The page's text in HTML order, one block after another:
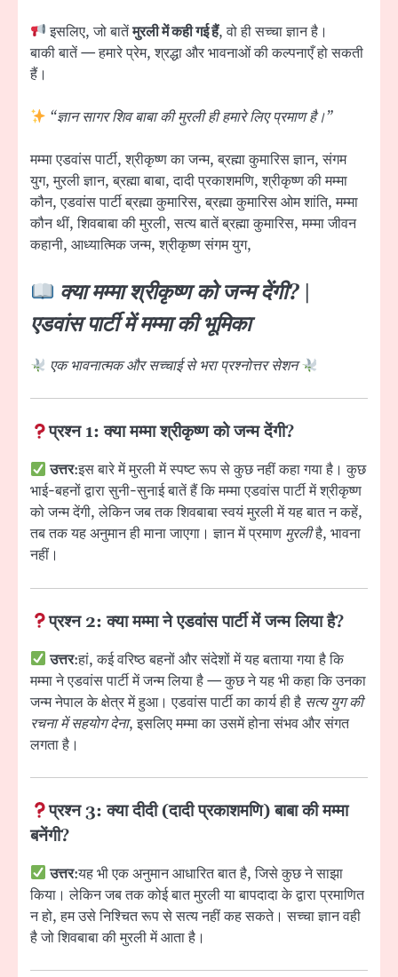
इसलिए, जो बातेंमुरली में कही गई हैं, वो ही सच्चा ज्ञान है।
बाकी बातें — हमारे प्रेम, श्रद्धा और भावनाओं की कल्पनाएँ हो सकती
हैं।
“ज्ञान सागर शिव बाबा की मुरली ही हमारे लिए प्रमाण है।”
मम्मा एडवांस पार्टी, श्रीकृष्ण का जन्म, ब्रह्मा कुमारिस ज्ञान, संगम
युग, मुरली ज्ञान, ब्रह्मा बाबा, दादी प्रकाशमणि, श्रीकृष्ण की मम्मा
कौन, एडवांस पार्टी ब्रह्मा कुमारिस, ब्रह्मा कुमारिस ओम शांति, मम्मा
कौन थीं, शिवबाबा की मुरली, सत्य बातें ब्रह्मा कुमारिस, मम्मा जीवन
कहानी, आध्यात्मिक जन्म, श्रीकृष्ण संगम युग,
क्या मम्मा श्रीकृष्ण को जन्म देंगी? |
एडवांस पार्टी में मम्मा की भूमिका
एक भावनात्मक और सच्चाई से भरा प्रश्नोत्तर सेशन
प्रश्न 1: क्या मम्मा श्रीकृष्ण को जन्म देंगी?
उत्तर:इस बारे में मुरली में स्पष्ट रूप से कुछ नहीं कहा गया है। कुछ
भाई-बहनों द्वारा सुनी-सुनाई बातें हैं कि मम्मा एडवांस पार्टी में श्रीकृष्ण
को जन्म देंगी, लेकिन जब तक शिवबाबा स्वयं मुरली में यह बात न कहें,
तब तक यह अनुमान ही माना जाएगा। ज्ञान में प्रमाण मुरलीहै, भावना
नहीं।
प्रश्न 2: क्या मम्मा ने एडवांस पार्टी में जन्म लिया है?
उत्तर:हां, कई वरिष्ठ बहनों और संदेशों में यह बताया गया है कि
मम्मा ने एडवांस पार्टी में जन्म लिया है — कुछ ने यह भी कहा कि उनका
जन्म नेपाल के क्षेत्र में हुआ। एडवांस पार्टी का कार्य ही है सत्य युग की
रचना में सहयोग देना, इसलिए मम्मा का उसमें होना संभव और संगत
लगता है।
प्रश्न 3: क्या दीदी (दादी प्रकाशमणि) बाबा की मम्मा
बनेंगी?
उत्तर:यह भी एक अनुमान आधारित बात है, जिसे कुछ ने साझा
किया। लेकिन जब तक कोई बात मुरली या बापदादा के द्वारा प्रमाणित
न हो, हम उसे निश्चित रूप से सत्य नहीं कह सकते। सच्चा ज्ञान वही
है जो शिवबाबा की मुरली में आता है।